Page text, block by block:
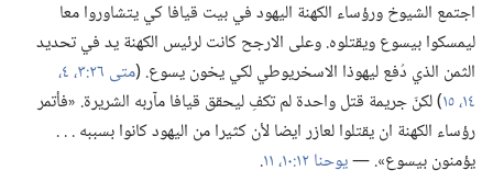
اجتمع الشيوخ ورؤساء الكهنة اليهود في بيت قيافا كي يتشاوروا معا
ليمسكوا بيسوع ويقتلوه.‏ وعلى الارجح كانت لرئيس الكهنة يد في تحديد
الثمن الذي دُفع ليهوذا الاسخريوطي لكي يخون يسوع.‏ (‏متى ٢٦:‏٣،‏ ٤،‏
١٤،‏ ١٥
‏)‏ لكنّ جريمة قتل واحدة لم تكفِ ليحقق قيافا مآربه الشريرة.‏ «فأتمر
رؤساء الكهنة ان يقتلوا لعازر ايضا لأن كثيرا من اليهود كانوا بسببه .‏ .‏ .‏
يؤمنون بيسوع».‏ —‏يوحنا ١٢:‏١٠،‏ ١١
‏.‏